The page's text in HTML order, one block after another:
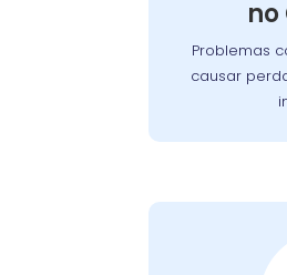
no
Problemas
causar
garantindo